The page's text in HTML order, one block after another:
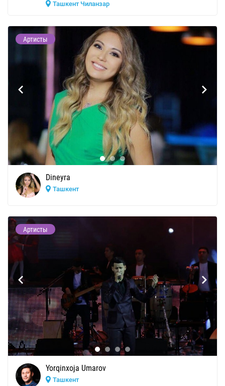
Ташкент Чиланзар
Артисты
Dineyra
Ташкент
Артисты
Yorqinxoja Umarov
Ташкент